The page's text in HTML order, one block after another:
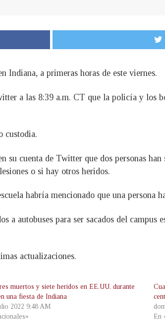
Indiana, a primeras horas de este viernes.
a las 8:39 a.m. CT que la policía y los
custodia.
cuenta de Twitter que dos personas
o si hay otros heridos.
habría mencionado que una persona
a autobuses para ser sacados del
actualizaciones.
muertos y siete heridos en EE.UU. durante
una fiesta de Indiana
2022 9:48 AM
En